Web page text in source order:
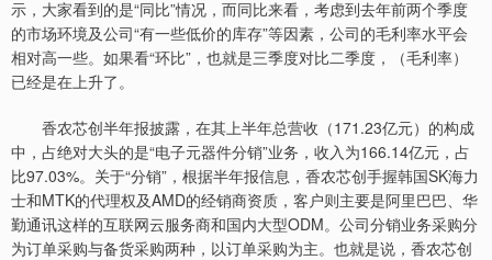
示，大家看到的是“同比”情况，而同比来看，考虑到去年前两个季度
的市场环境及公司“有一些低价的库存”等因素，公司的毛利率水平会
相对高一些。如果看“环比”，也就是三季度对比二季度，（毛利率）
已经是在上升了。
香农芯创半年报披露，在其上半年总营收（171.23亿元）的构成
中，占绝对大头的是“电子元器件分销”业务，收入为166.14亿元，占
比97.03%。关于“分销”，根据半年报信息，香农芯创手握韩国SK海力
士和MTK的代理权及AMD的经销商资质，客户则主要是阿里巴巴、华
勤通讯这样的互联网云服务商和国内大型ODM。公司分销业务采购分
为订单采购与备货采购两种，以订单采购为主。也就是说，香农芯创